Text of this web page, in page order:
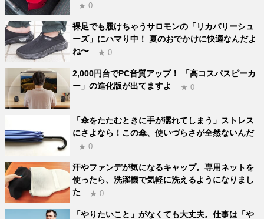
★ 0
裸足でも履けちゃうサロモンの「リカバリーシュ
ーズ」にハマり中！ 夏のおでかけに快適なんだよ
ね〜
★ 0
2,000円台でPC音質アップ！ 「高コスパスピーカ
ー」の進化版が出てますよ
★ 0
「傘をたたむときに手が濡れてしまう」ストレス
にさよなら！この傘、使いづらさが全然ないんだ
★ 0
汗やファンデが気になるキャップ。専用ネットを
使ったら、洗濯機で気軽に洗えるようになりまし
た
★ 0
「やりたいこと」がなくても大丈夫。仕事は「や